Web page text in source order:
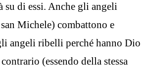
su di essi. Anche gli angeli
Michele) combattono e
angeli ribelli perché hanno Dio
(essendo della stessa